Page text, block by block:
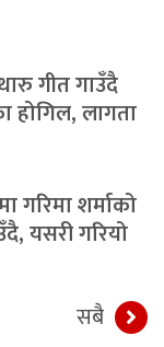
गीत गाउँदै
होगिल, लागता
गरिमा शर्माको
यसरी गरियो
सबै